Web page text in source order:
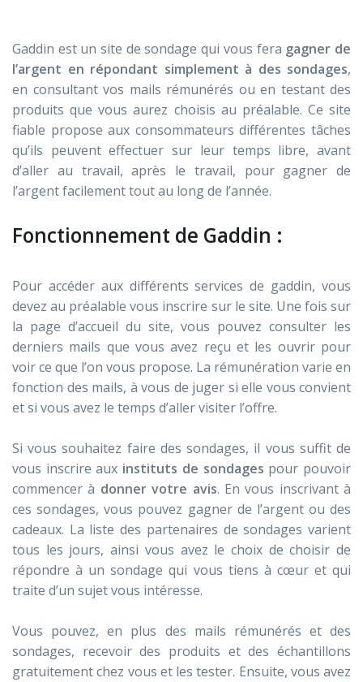
Gaddin est un site de sondage qui vous fera gagner de
l’argent en répondant simplement à des sondages,
en consultant vos mails rémunérés ou en testant des
produits que vous aurez choisis au préalable. Ce site
fiable propose aux consommateurs différentes tâches
qu’ils peuvent effectuer sur leur temps libre, avant
d’aller au travail, après le travail, pour gagner de
l’argent facilement tout au long de l’année.
Fonctionnement de Gaddin :
Pour accéder aux différents services de gaddin, vous
devez au préalable vous inscrire sur le site. Une fois sur
la page d’accueil du site, vous pouvez consulter les
derniers mails que vous avez reçu et les ouvrir pour
voir ce que l’on vous propose. La rémunération varie en
fonction des mails, à vous de juger si elle vous convient
et si vous avez le temps d’aller visiter l’offre.
Si vous souhaitez faire des sondages, il vous suffit de
vous inscrire aux instituts de sondages pour pouvoir
commencer à donner votre avis. En vous inscrivant à
ces sondages, vous pouvez gagner de l’argent ou des
cadeaux. La liste des partenaires de sondages varient
tous les jours, ainsi vous avez le choix de choisir de
répondre à un sondage qui vous tiens à cœur et qui
traite d’un sujet vous intéresse.
Vous pouvez, en plus des mails rémunérés et des
sondages, recevoir des produits et des échantillons
gratuitement chez vous et les tester. Ensuite, vous avez